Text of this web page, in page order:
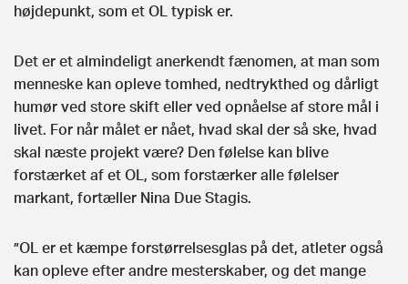
højdepunkt, som et OL typisk er.
Det er et almindeligt anerkendt fænomen, at man som
menneske kan opleve tomhed, nedtrykthed og dårligt
humør ved store skift eller ved opnåelse af store mål i
livet. For når målet er nået, hvad skal der så ske, hvad
skal næste projekt være? Den følelse kan blive
forstærket af et OL, som forstærker alle følelser
markant, fortæller Nina Due Stagis.
”OL er et kæmpe forstørrelsesglas på det, atleter også
kan opleve efter andre mesterskaber, og det mange